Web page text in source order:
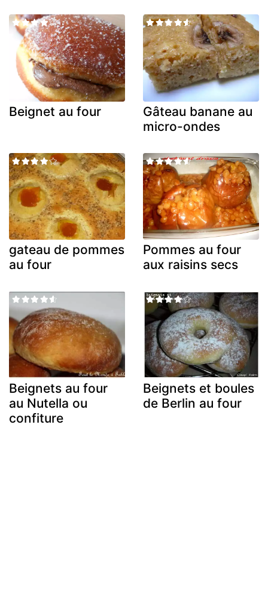
Beignet au four
Gâteau banane au
micro-ondes
gateau de pommes
au four
Pommes au four
aux raisins secs
Beignets au four
au Nutella ou
confiture
Beignets et boules
de Berlin au four